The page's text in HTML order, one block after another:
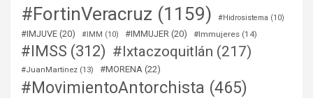
#FortinVeracruz (1159) #Hidrosistema (10)
#IMJUVE (20) #IMM (10) #IMMUJER (20) #Immujeres (14)
#IMSS (312) #Ixtaczoquitlán (217)
#JuanMartinez (13) #MORENA (22)
#MovimientoAntorchista (465)